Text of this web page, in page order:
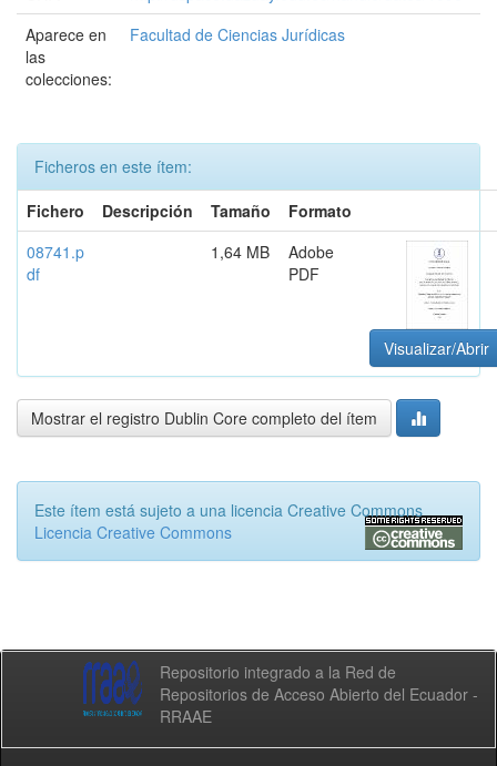
Aparece en
las
colecciones:
Facultad de Ciencias Jurídicas
Ficheros en este ítem:
Fichero
Descripción Tamaño
Formato
08741.p
df
1,64 MB
Adobe
PDF
Visualizar/Abrir
Mostrar el registro Dublin Core completo del ítem
Este ítem está sujeto a una licencia Creative Commons
Licencia Creative Commons
Repositorio integrado a la Red de
Repositorios de Acceso Abierto del Ecuador -
RRAAE